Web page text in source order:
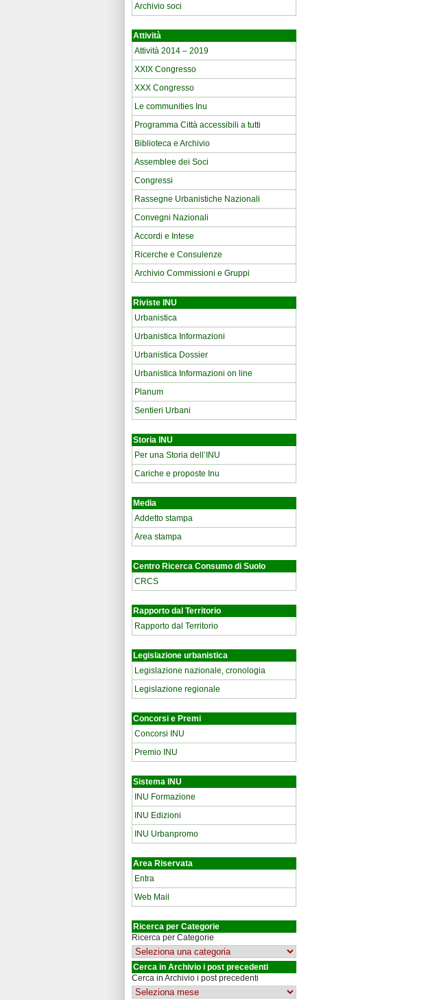
Archivio soci
Attività
Attività 2014 – 2019
XXIX Congresso
XXX Congresso
Le communities Inu
Programma Città accessibili a tutti
Biblioteca e Archivio
Assemblee dei Soci
Congressi
Rassegne Urbanistiche Nazionali
Convegni Nazionali
Accordi e Intese
Ricerche e Consulenze
Archivio Commissioni e Gruppi
Riviste INU
Urbanistica
Urbanistica Informazioni
Urbanistica Dossier
Urbanistica Informazioni on line
Planum
Sentieri Urbani
Storia INU
Per una Storia dell’INU
Cariche e proposte Inu
Media
Addetto stampa
Area stampa
Centro Ricerca Consumo di Suolo
CRCS
Rapporto dal Territorio
Rapporto dal Territorio
Legislazione urbanistica
Legislazione nazionale, cronologia
Legislazione regionale
Concorsi e Premi
Concorsi INU
Premio INU
Sistema INU
INU Formazione
INU Edizioni
INU Urbanpromo
Area Riservata
Entra
Web Mail
Ricerca per Categorie
Ricerca per Categorie
Cerca in Archivio i post precedenti
Cerca in Archivio i post precedenti